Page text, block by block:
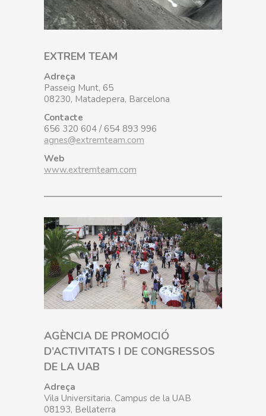
EXTREM TEAM
Adreça
Passeig Munt, 65
08230, Matadepera, Barcelona
Contacte
656 320 604 / 654 893 996
agnes@extremteam.com
Web
www.extremteam.com
AGÈNCIA DE PROMOCIÓ
D’ACTIVITATS I DE CONGRESSOS
DE LA UAB
Adreça
Vila Universitaria. Campus de la UAB
08193, Bellaterra